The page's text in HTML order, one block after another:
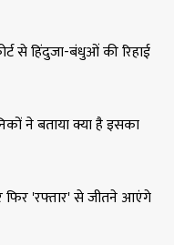
से हिंदुजा-बंधुओं की रिहाई
ने बताया क्या है इसका
फिर 'रफ्तार' से जीतने आएंगे